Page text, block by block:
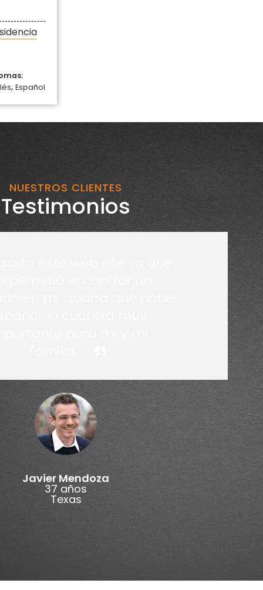
, Español
NUESTROS CLIENTES
Testimonios
Javier Mendoza
37 años
Texas